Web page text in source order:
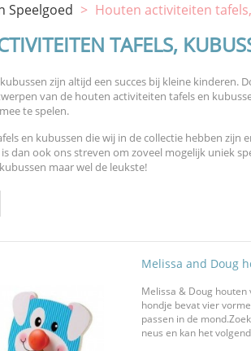
Speelgoed > Houten activiteiten
TAFELS,
zijn altijd een succes bij kleine
van de houten activiteiten tafels en
te spelen.
en kubussen die wij in de collectie hebben zijn
dan ook ons streven om zoveel mogelijk uniek
maar wel de leukste!
Melissa and Doug
Melissa & Doug
hondje bevat vier
passen in de
neus en kan het